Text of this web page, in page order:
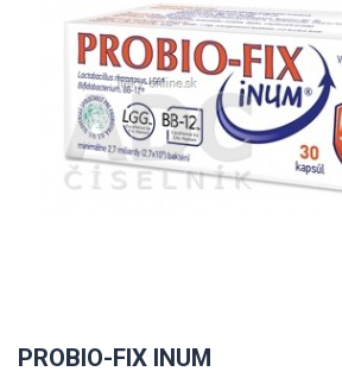
PROBIO-FIX INUM